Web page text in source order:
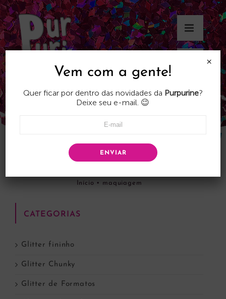
Skip
to
content
Início • maquiagem
CATEGORIAS
Glitter fininho
Glitter Chunky
Glitter de Formatos
Vem com a gente!
Quer ficar por dentro das novidades da Purpurine?
Deixe seu e-mail. 😉
ENVIAR
×